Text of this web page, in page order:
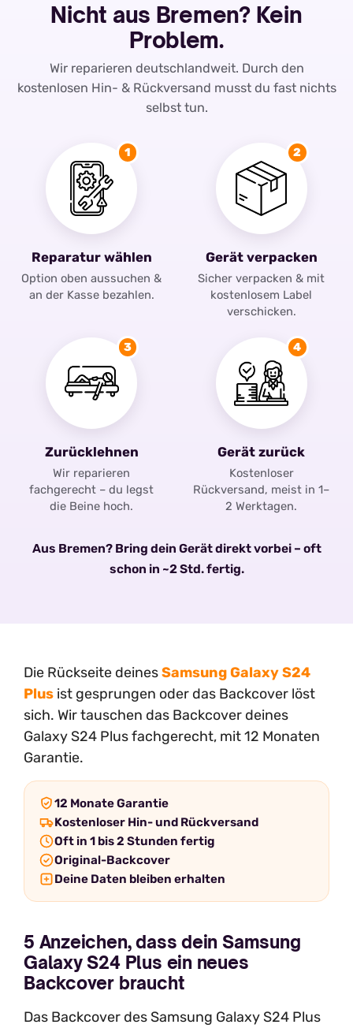
Nicht aus Bremen? Kein
Problem.
Wir reparieren deutschlandweit. Durch den
kostenlosen Hin- & Rückversand musst du fast nichts
selbst tun.
1
Reparatur wählen
Option oben aussuchen &
an der Kasse bezahlen.
2
Gerät verpacken
Sicher verpacken & mit
kostenlosem Label
verschicken.
3
Zurücklehnen
Wir reparieren
fachgerecht – du legst
die Beine hoch.
4
Gerät zurück
Kostenloser
Rückversand, meist in 1–
2 Werktagen.
Aus Bremen? Bring dein Gerät direkt vorbei – oft
schon in ~2 Std. fertig.
Die Rückseite deinesSamsung Galaxy S24
Plus ist gesprungen oder das Backcover löst
sich. Wir tauschen das Backcover deines
Galaxy S24 Plus fachgerecht, mit 12 Monaten
Garantie.
12 Monate Garantie
Kostenloser Hin- und Rückversand
Oft in 1 bis 2 Stunden fertig
Original-Backcover
Deine Daten bleiben erhalten
5 Anzeichen, dass dein Samsung
Galaxy S24 Plus ein neues
Backcover braucht
Das Backcover des Samsung Galaxy S24 Plus